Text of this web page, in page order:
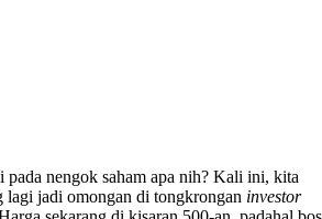
nengok saham apa nih? Kali ini, kita
lagi jadi omongan di tongkrongan investor